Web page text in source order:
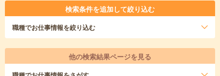
検索条件を追加して絞り込む
職種でお仕事情報を絞り込む
他の検索結果ページを見る